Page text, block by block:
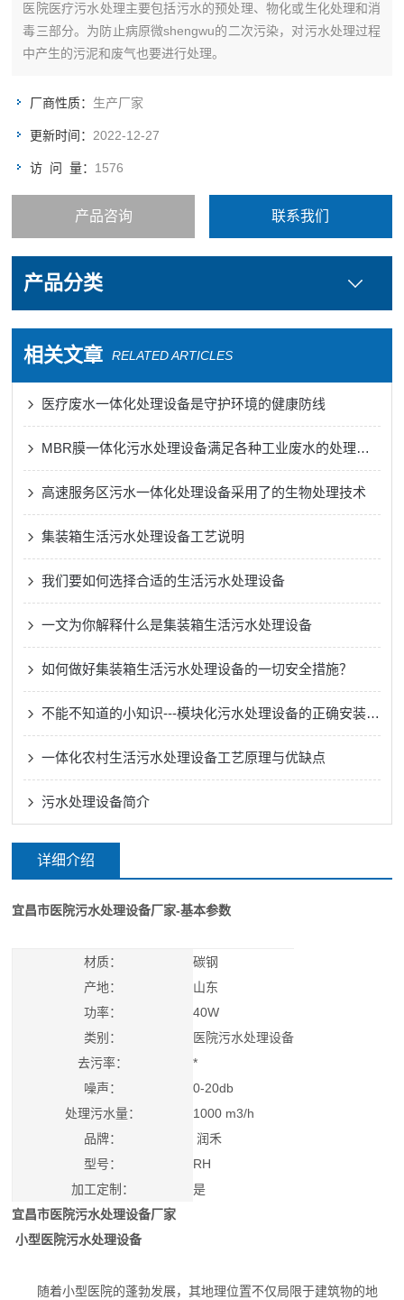
医院医疗污水处理主要包括污水的预处理、物化或生化处理和消
毒三部分。为防止病原微shengwu的二次污染，对污水处理过程
中产生的污泥和废气也要进行处理。
厂商性质： 生产厂家
更新时间： 2022-12-27
访 问 量： 1576
产品咨询 联系我们
产品分类
相关文章 RELATED ARTICLES
医疗废水一体化处理设备是守护环境的健康防线
MBR膜一体化污水处理设备满足各种工业废水的处理需求
高速服务区污水一体化处理设备采用了的生物处理技术
集装箱生活污水处理设备工艺说明
我们要如何选择合适的生活污水处理设备
一文为你解释什么是集装箱生活污水处理设备
如何做好集装箱生活污水处理设备的一切安全措施？
不能不知道的小知识---模块化污水处理设备的正确安装方法
一体化农村生活污水处理设备工艺原理与优缺点
污水处理设备简介
详细介绍
宜昌市医院污水处理设备厂家-基本参数
材质：
碳钢
产地：
山东
功率：
40W
类别：
医院污水处理设备
去污率：
*
噪声：
0-20db
处理污水量：
1000 m3/h
品牌：
润禾
型号：
RH
加工定制：
是
宜昌市医院污水处理设备厂家
小型医院污水处理设备
随着小型医院的蓬勃发展，其地理位置不仅局限于建筑物的地